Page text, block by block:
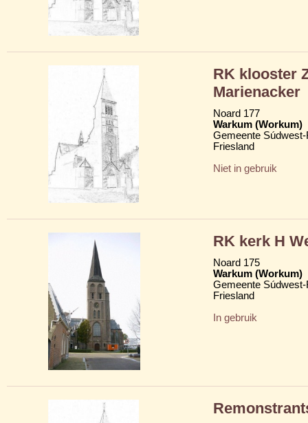
RK klooster
Marienacker
Noard 177
Warkum (Workum)
Gemeente
Friesland
Niet in gebruik
RK kerk H
Noard 175
Warkum (Workum)
Gemeente
Friesland
In gebruik